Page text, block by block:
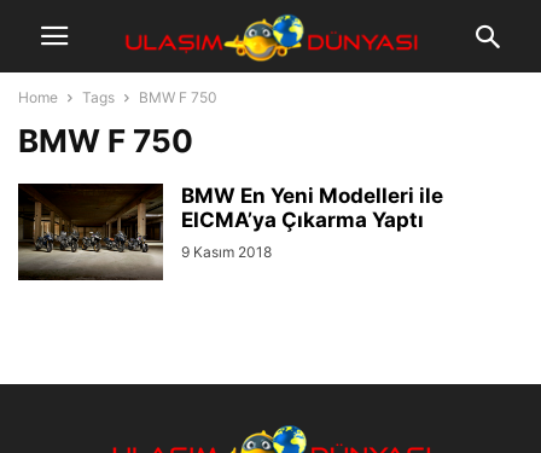
Home Tags BMW F 750
BMW F 750
BMW En Yeni Modelleri ile
EICMA’ya Çıkarma Yaptı
9 Kasım 2018